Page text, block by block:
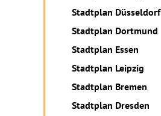
Stadtplan Düsseldorf
Stadtplan Dortmund
Stadtplan Essen
Stadtplan Leipzig
Stadtplan Bremen
Stadtplan Dresden